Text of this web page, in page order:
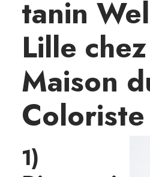
tanin
Lille
Maison
1)